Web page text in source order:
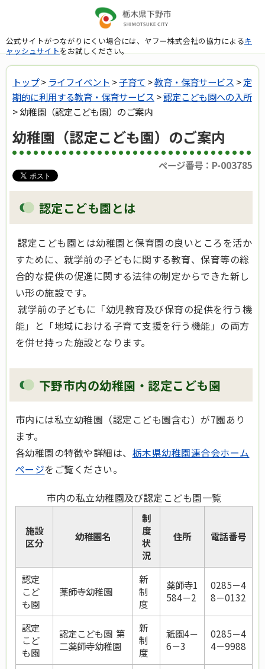
公式サイトがつながりにくい場合には、ヤフー株式会社の協力によるキ
ャッシュサイトをお試しください。
トップ> ライフイベント >子育て >教育・保育サービス >定
期的に利用する教育・保育サービス >認定こども園への入所
> 幼稚園（認定こども園）のご案内
幼稚園（認定こども園）のご案内
ページ番号：P-003785
認定こども園とは
認定こども園とは幼稚園と保育園の良いところを活か
すために、就学前の子どもに関する教育、保育等の総
合的な提供の促進に関する法律の制定からできた新し
い形の施設です。
就学前の子どもに「幼児教育及び保育の提供を行う機
能」と「地域における子育て支援を行う機能」の両方
を併せ持った施設となります。
下野市内の幼稚園・認定こども園
市内には私立幼稚園（認定こども園含む）が7園あり
ます。
各幼稚園の特徴や詳細は、 栃木県幼稚園連合会ホーム
ページをご覧ください。
市内の私立幼稚園及び認定こども園一覧
施設
区分
幼稚園名
制
度
状
況
住所 電話番号
認定
こど
も園
薬師寺幼稚園
新
制
度
薬師寺1
584－2
0285－4
8－0132
認定
こど
も園
認定こども園 第
二薬師寺幼稚園
新
制
度
祇園4－
6－3
0285－4
4－9988